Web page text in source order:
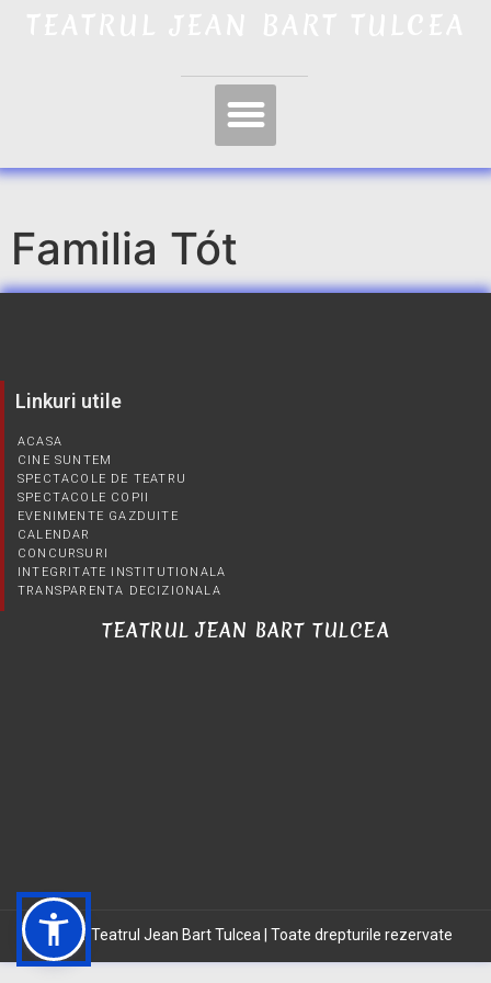
Familia Tót
Linkuri utile
ACASA
CINE SUNTEM
SPECTACOLE DE TEATRU
SPECTACOLE COPII
EVENIMENTE GAZDUITE
CALENDAR
CONCURSURI
INTEGRITATE INSTITUTIONALA
TRANSPARENTA DECIZIONALA
TEATRUL JEAN BART TULCEA
©2021 Teatrul Jean Bart Tulcea | Toate drepturile rezervate